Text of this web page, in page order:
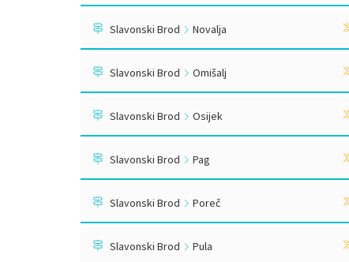
Slavonski Brod Novalja
Slavonski Brod Omišalj
Slavonski Brod Osijek
Slavonski Brod Pag
Slavonski Brod Poreč
Slavonski Brod Pula